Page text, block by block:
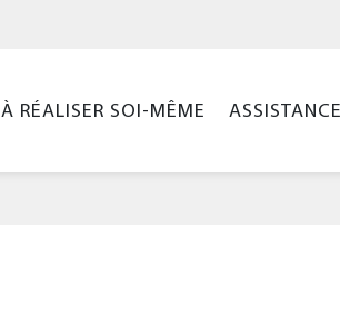
À RÉALISER SOI-MÊME ASSISTANCE